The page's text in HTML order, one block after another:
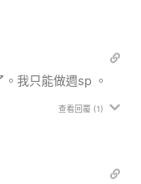
我只能做週sp 。
查看回覆 (1)